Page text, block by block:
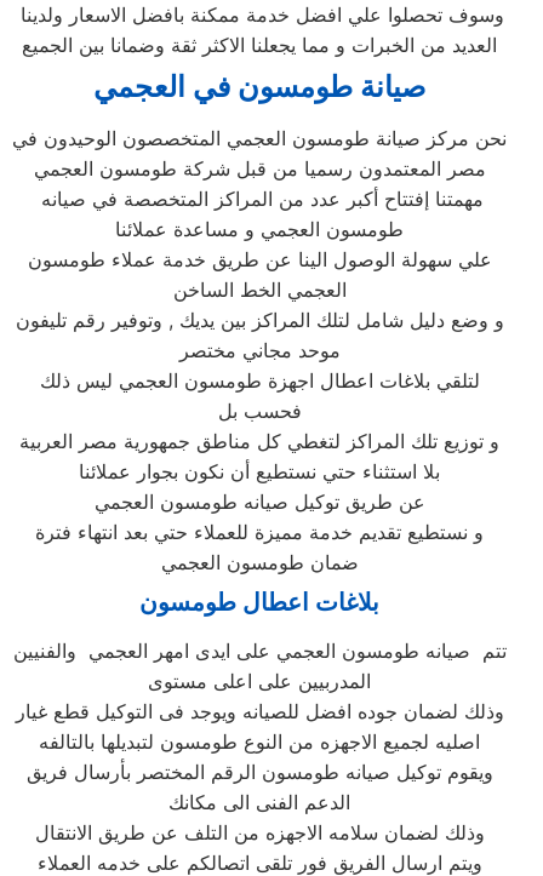
العديد من الخبرات و مما يجعلنا الاكثر ثقة وضمانا بين الجميع
صيانة طومسون في العجمي
نحن مركز صيانة طومسون العجمي المتخصصون الوحيدون في
مصر المعتمدون رسميا من قبل شركة طومسون العجمي
طومسون العجمي و مساعدة عملائنا
علي سهولة الوصول الينا عن طريق خدمة عملاء طومسون
العجمي الخط الساخن
و وضع دليل شامل لتلك المراكز بين يديك , وتوفير رقم تليفون
موحد مجاني مختصر
لتلقي بلاغات اعطال اجهزة طومسون العجمي ليس ذلك
فحسب بل
و توزيع تلك المراكز لتغطي كل مناطق جمهورية مصر العربية
بلا استثناء حتي نستطيع أن نكون بجوار عملائنا
عن طريق توكيل صيانه طومسون العجمي
و نستطيع تقديم خدمة مميزة للعملاء حتي بعد انتهاء فترة
ضمان طومسون العجمي
بلاغات اعطال طومسون
تتم صيانه طومسون العجمي على ايدى امهر العجمي والفنيين
المدربيين على اعلى مستوى
وذلك لضمان جوده افضل للصيانه ويوجد فى التوكيل قطع غيار
اصليه لجميع الاجهزه من النوع طومسون لتبديلها بالتالفه
ويقوم توكيل صيانه طومسون الرقم المختصر بأرسال فريق
الدعم الفنى الى مكانك
وذلك لضمان سلامه الاجهزه من التلف عن طريق الانتقال
ويتم ارسال الفريق فور تلقى اتصالكم على خدمه العملاء